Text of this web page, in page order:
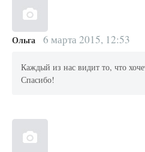
Ольга 6 марта 2015, 12:53
Каждый из нас видит то, что
Спасибо!